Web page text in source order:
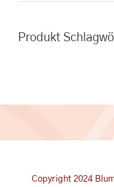
Produkt
Copyright 2024